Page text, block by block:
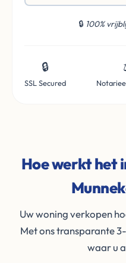
🔒 100%
🔒
SSL Secured
Hoe werkt het
Uw woning verkopen
Met ons transparante
waar u